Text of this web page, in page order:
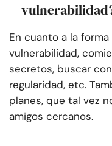
En cuanto a la
vulnerabilidad,
secretos, buscar
regularidad, etc.
planes, que tal vez
amigos cercanos.